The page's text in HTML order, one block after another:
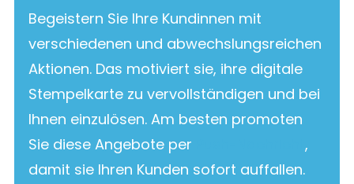
Begeistern Sie Ihre Kundinnen mit
verschiedenen und abwechslungsreichen
Aktionen. Das motiviert sie, ihre digitale
Stempelkarte zu vervollständigen und bei
Ihnen einzulösen. Am besten promoten
Sie diese Angebote per
,
damit sie Ihren Kunden sofort auffallen.